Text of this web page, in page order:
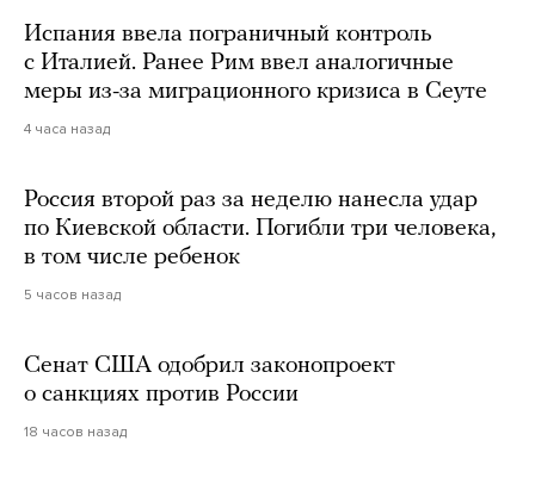
Испания ввела пограничный контроль
с Италией. Ранее Рим ввел аналогичные
меры из-за миграционного кризиса в Сеуте
4 часа назад
Россия второй раз за неделю нанесла удар
по Киевской области. Погибли три человека,
в том числе ребенок
5 часов назад
Сенат США одобрил законопроект
о санкциях против России
18 часов назад